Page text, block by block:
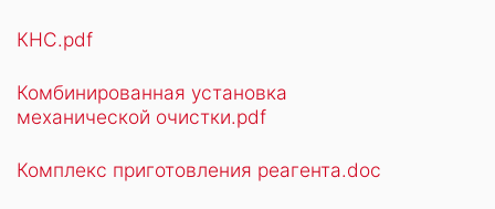
КНС.pdf
Комбинированная установка
механической очистки.pdf
Комплекс приготовления реагента.doc